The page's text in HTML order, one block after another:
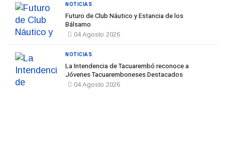
Futuro de Club Náutico y Estancia de los
Bálsamo
04 Agosto 2026
NOTICIAS
La Intendencia de Tacuarembó reconoce a
Jóvenes Tacuaremboneses Destacados
04 Agosto 2026
NOTICIAS